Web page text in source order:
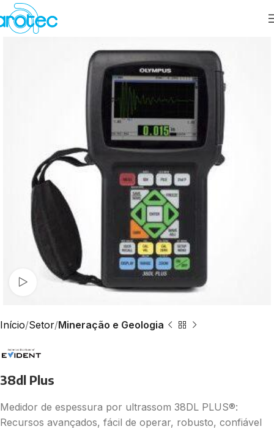
Assista ao vídeo
Início Setor Mineração e Geologia
38dl Plus
Medidor de espessura por ultrassom 38DL PLUS®:
Recursos avançados, fácil de operar, robusto, confiável